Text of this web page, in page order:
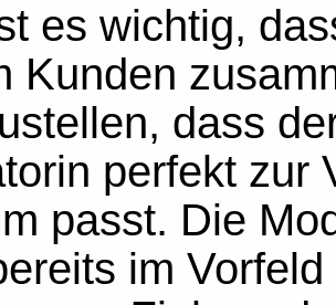
es wichtig,
Kunden
dass
perfekt zur
passt. Die
im